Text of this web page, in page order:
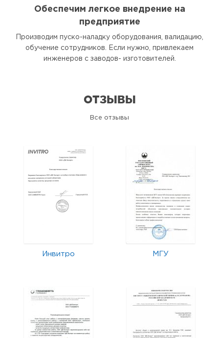
Обеспечим легкое внедрение на
предприятие
Производим пуско-наладку оборудования, валидацию,
обучение сотрудников. Если нужно, привлекаем
инженеров с заводов- изготовителей.
ОТЗЫВЫ
Все отзывы
Инвитро МГУ